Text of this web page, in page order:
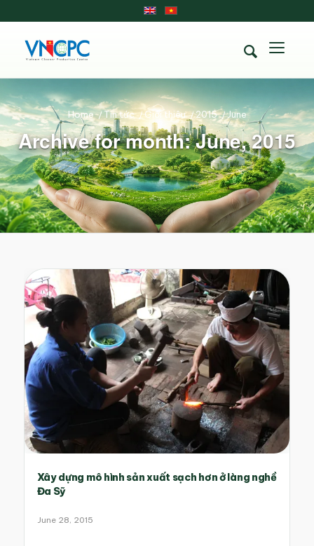
Archive for month: June, 2015
Home / Tin tức /Giới thiệu /2015 /June
Xây dựng mô hình sản xuất sạch hơn ở làng nghề
Đa Sỹ
June 28, 2015